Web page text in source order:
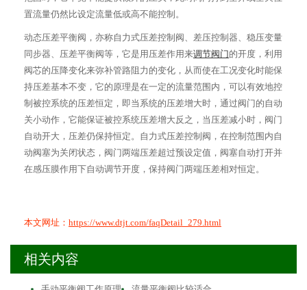
置流量仍然比设定流量低或高不能控制。
动态压差平衡阀，亦称自力式压差控制阀、差压控制器、稳压变量
同步器、压差平衡阀等，它是用压差作用来调节阀门的开度，利用
阀芯的压降变化来弥补管路阻力的变化，从而使在工况变化时能保
持压差基本不变，它的原理是在一定的流量范围内，可以有效地控
制被控系统的压差恒定，即当系统的压差增大时，通过阀门的自动
关小动作，它能保证被控系统压差增大反之，当压差减小时，阀门
自动开大，压差仍保持恒定。自力式压差控制阀，在控制范围内自
动阀塞为关闭状态，阀门两端压差超过预设定值，阀塞自动打开并
在感压膜作用下自动调节开度，保持阀门两端压差相对恒定。
本文网址： https://www.dtjt.com/faqDetail_279.html
相关内容